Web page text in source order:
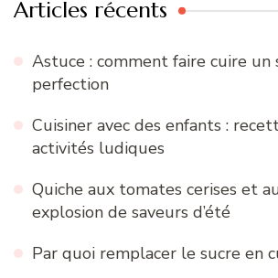
Articles récents
Astuce : comment faire cuire un
perfection
Cuisiner avec des enfants :
activités ludiques
Quiche aux tomates cerises et
explosion de saveurs d’été
Par quoi remplacer le sucre en